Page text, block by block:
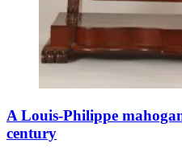
A Louis-Philippe
century